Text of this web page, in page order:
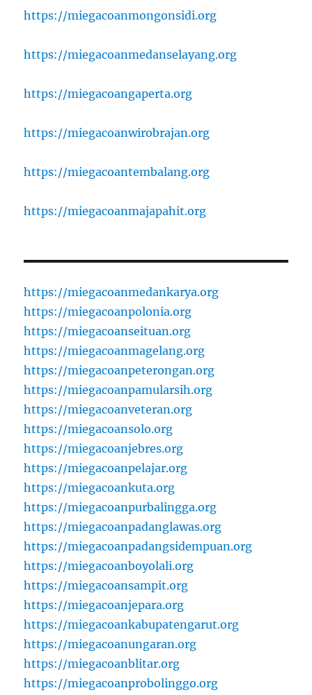
https://miegacoanmongonsidi.org
https://miegacoanmedanselayang.org
https://miegacoangaperta.org
https://miegacoanwirobrajan.org
https://miegacoantembalang.org
https://miegacoanmajapahit.org
https://miegacoanmedankarya.org
https://miegacoanpolonia.org
https://miegacoanseituan.org
https://miegacoanmagelang.org
https://miegacoanpeterongan.org
https://miegacoanpamularsih.org
https://miegacoanveteran.org
https://miegacoansolo.org
https://miegacoanjebres.org
https://miegacoanpelajar.org
https://miegacoankuta.org
https://miegacoanpurbalingga.org
https://miegacoanpadanglawas.org
https://miegacoanpadangsidempuan.org
https://miegacoanboyolali.org
https://miegacoansampit.org
https://miegacoanjepara.org
https://miegacoankabupatengarut.org
https://miegacoanungaran.org
https://miegacoanblitar.org
https://miegacoanprobolinggo.org